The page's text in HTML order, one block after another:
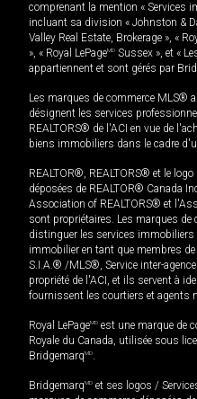
comprenant la mention « Services
incluant sa division « Johnston &
Valley Real Estate, Brokerage », «
», « Royal LePageMD Sussex », et «
appartiennent et sont gérés par
Les marques de commerce MLS®
désignent les services
REALTORS® de l'ACI en vue de
biens immobiliers dans le cadre
REALTOR®, REALTORS® et le
déposées de REALTOR® Canada
Association of REALTORS® et
sont propriétaires. Les marques de
distinguer les services
immobilier en tant que membres
S.I.A.® /MLS®, Service inter-
propriété de l'ACI, et ils servent à
fournissent les courtiers et agents
Royal LePageMD est une marque de
Royale du Canada, utilisée sous
BridgemarqMD.
BridgemarqMD et ses logos /